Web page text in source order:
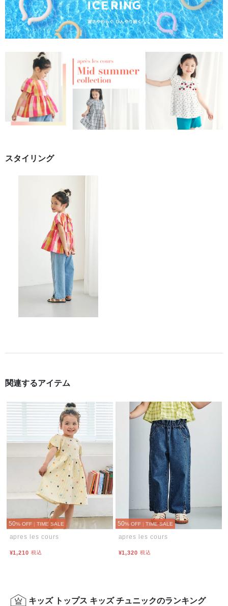
スタイリング
関連するアイテム
50% OFF TIME SALE
apres les cours
¥1,210 税込
50% OFF TIME SALE
apres les cours
¥1,320 税込
キッズ トップス キッズ チュニックのランキング